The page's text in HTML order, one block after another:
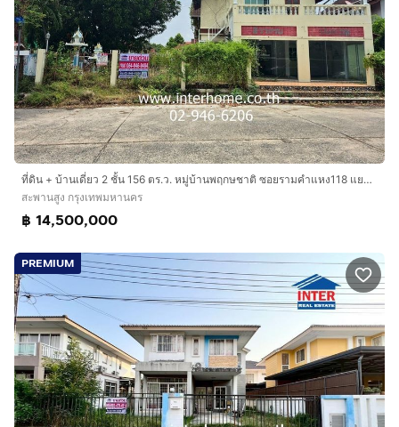
ที่ดิน + บ้านเดี่ยว 2 ชั้น 156 ตร.ว. หมู่บ้านพฤกษชาติ ซอยรามคำแหง118 แยก13 ถนนรามคำแหง ถนนกาญจนาภิเษก เขตสะพานสูง กรุงเทพมหานคร
สะพานสูง กรุงเทพมหานคร
฿ 14,500,000
PREMIUM